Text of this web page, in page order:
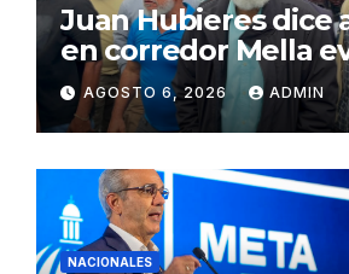
Juan Hubieres dice
en corredor Mella
conflictos
AGOSTO 6, 2026 ADMIN
NACIONALES